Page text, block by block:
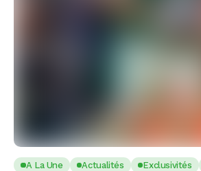
A La Une Actualités Exclusivités